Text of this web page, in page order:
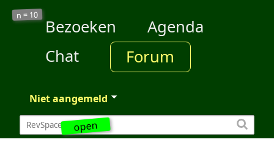
open
n = 10
Bezoeken
Agenda
Chat
Forum
Niet aangemeld